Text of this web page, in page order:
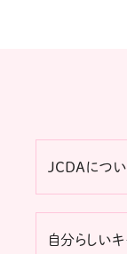
JCDAにつ
自分らしいキ